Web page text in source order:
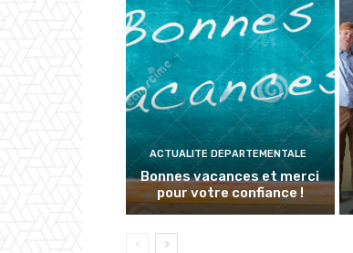
ACTUALITE DEPARTEMENTALE
Bonnes vacances et merci
pour votre confiance !